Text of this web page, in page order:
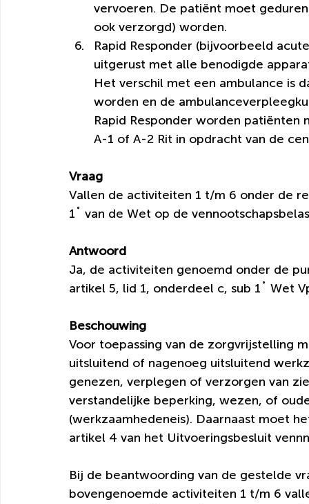
vervoeren. De patiënt moet
ook verzorgd) worden.
Rapid Responder (bijvoorbeeld
uitgerust met alle benodigde
Het verschil met een ambulance is
worden en de
Rapid Responder worden
A-1 of A-2 Rit in opdracht van de
Vraag
Vallen de activiteiten 1 t/m 6 onder de
1˚ van de Wet op de
Antwoord
Ja, de activiteiten genoemd onder de
artikel 5, lid 1, onderdeel c, sub 1˚ Wet
Beschouwing
Voor toepassing van de zorgvrijstelling
uitsluitend of nagenoeg uitsluitend
genezen, verplegen of verzorgen van
verstandelijke beperking, wezen, of
(werkzaamhedeneis). Daarnaast moet
artikel 4 van het Uitvoeringsbesluit
Bij de beantwoording van de gestelde
bovengenoemde activiteiten 1 t/m 6